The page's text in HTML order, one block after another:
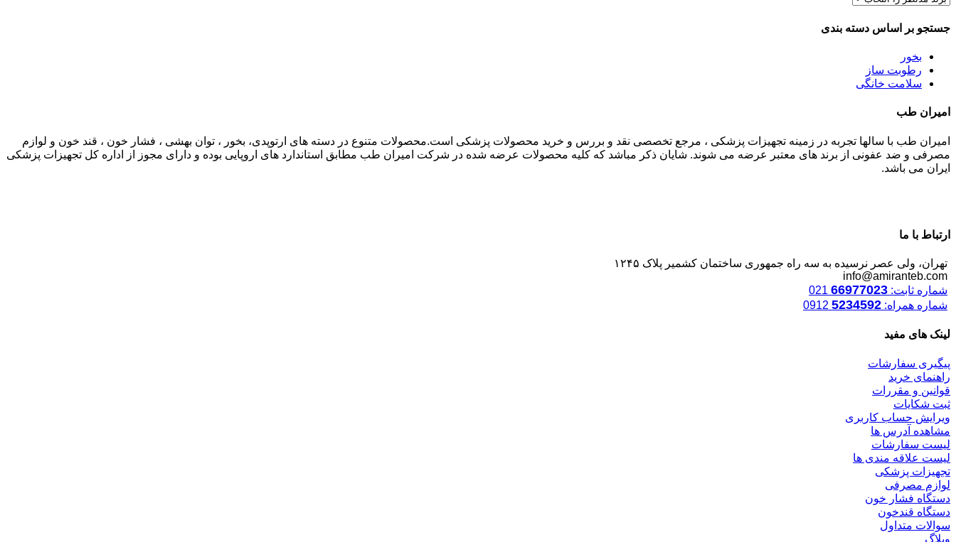
جستجو بر اساس دسته بندی
بخور
رطوبت ساز
سلامت خانگی
امیران طب
امیران طب با سالها تجربه در زمینه تجهیزات پزشکی ، مرجع تخصصی نقد و بررس و خرید محصولات پزشکی است.محصولات متنوع در دسته های ارتوپدی، بخور ، توان بهشی ، فشار خون ، قند خون و لوازم
مصرفی و ضد عفونی از برند های معتبر عرضه می شوند. شایان ذکر مباشد که کلیه محصولات عرضه شده در شرکت امیران طب مطابق استاندارد های اروپایی بوده و دارای مجوز از اداره کل تجهیزات پزشکی
ایران می باشد.
ارتباط با ما
تهران، ولی عصر نرسیده به سه راه جمهوری ساختمان کشمیر پلاک ۱۲۴۵
info@amiranteb.com
شماره ثابت: 66977023
شماره همراه: 5234592
لینک های مفید
پیگیری سفارشات
راهنمای خرید
قوانین و مقررات
ثبت شکایات
ویرایش حساب کاربری
مشاهده آدرس ها
لیست سفارشات
لیست علاقه مندی ها
تجهیزات پزشکی
لوازم مصرفی
دستگاه فشار خون
دستگاه قندخون
سوالات متداول
وبلاگ